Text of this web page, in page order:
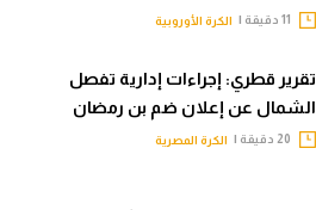
الكرة الأوروبية
تقرير قطري: إجراءات إدارية تفصل
الشمال عن إعلان ضم بن رمضان
الكرة المصرية